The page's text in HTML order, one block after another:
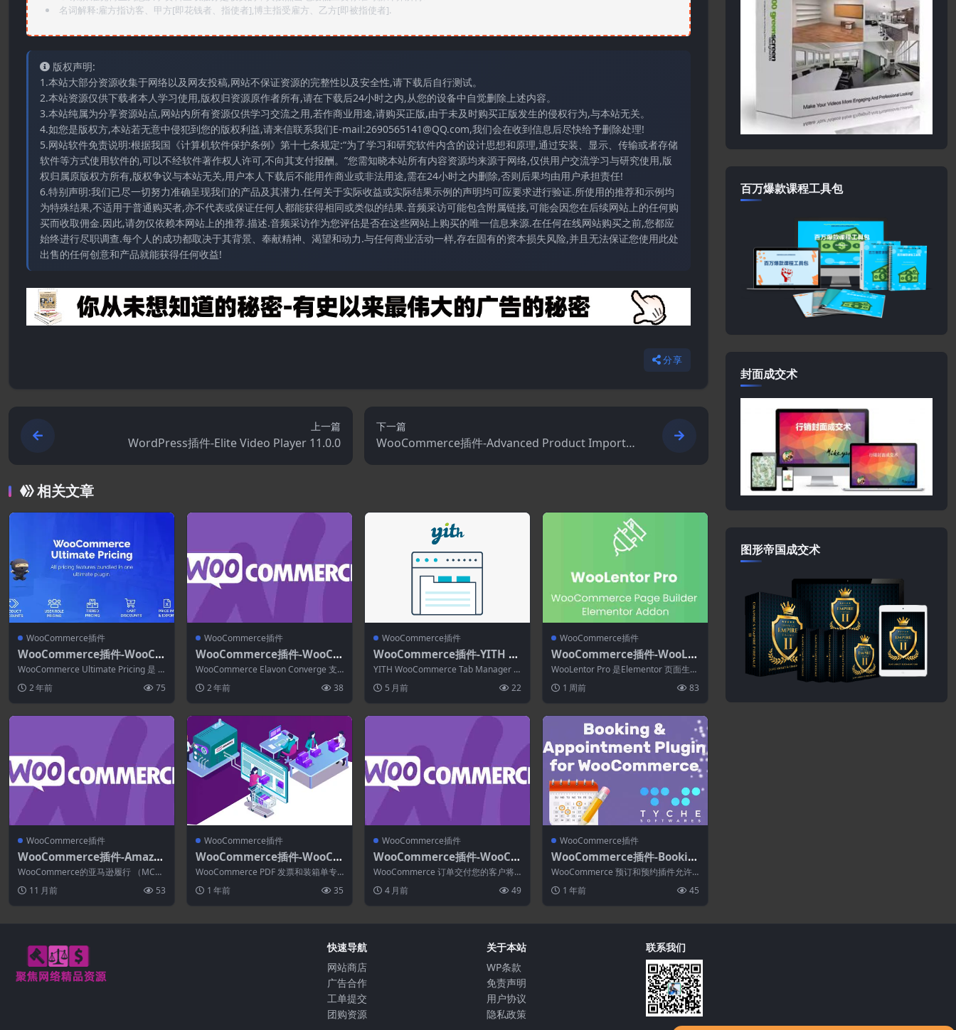
名词解释:雇方指访客、甲方[即花钱者、指使者],博主指受雇方、乙方[即被指使者].
版权声明:
1.本站大部分资源收集于网络以及网友投稿,网站不保证资源的完整性以及安全性,请下载后自行测试。
2.本站资源仅供下载者本人学习使用,版权归资源原作者所有,请在下载后24小时之内,从您的设备中自觉删除上述内容。
3.本站纯属为分享资源站点,网站内所有资源仅供学习交流之用,若作商业用途,请购买正版,由于未及时购买正版发生的侵权行为,与本站无关。
4.如您是版权方,本站若无意中侵犯到您的版权利益,请来信联系我们E-mail:2690565141@QQ.com,我们会在收到信息后尽快给予删除处理!
5.网站软件免责说明:根据我国《计算机软件保护条例》第十七条规定:“为了学习和研究软件内含的设计思想和原理,通过安装、显示、传输或者存储
软件等方式使用软件的,可以不经软件著作权人许可,不向其支付报酬。”您需知晓本站所有内容资源均来源于网络,仅供用户交流学习与研究使用,版
权归属原版权方所有,版权争议与本站无关,用户本人下载后不能用作商业或非法用途,需在24小时之内删除,否则后果均由用户承担责任!
6.特别声明:我们已尽一切努力准确呈现我们的产品及其潜力.任何关于实际收益或实际结果示例的声明均可应要求进行验证.所使用的推荐和示例均
为特殊结果,不适用于普通购买者,亦不代表或保证任何人都能获得相同或类似的结果.音频采访可能包含附属链接,可能会因您在后续网站上的任何购
买而收取佣金.因此,请勿仅依赖本网站上的推荐.描述.音频采访作为您评估是否在这些网站上购买的唯一信息来源.在任何在线网站购买之前,您都应
始终进行尽职调查.每个人的成功都取决于其背景、奉献精神、渴望和动力.与任何商业活动一样,存在固有的资本损失风险,并且无法保证您使用此处
出售的任何创意和产品就能获得任何收益!
分享
上一篇
WordPress插件-Elite Video Player 11.0.0
下一篇
WooCommerce插件-Advanced Product Importer
& Affiliate for WooCommerce 4.11.0
相关文章
WooCommerce插件
WooCommerce插件-WooCo
mmerce Ultimate Pricing
1.1.6
WooCommerce Ultimate Pricing 是 W
2 年前 75
WooCommerce插件
WooCommerce插件-WooCo
mmerce Elavon Converge
Payment Gateway 2.14.5
WooCommerce Elavon Converge 支
2 年前 38
WooCommerce插件
WooCommerce插件-YITH W
ooCommerce Tab Manager
Premium 2.13.0
YITH WooCommerce Tab Manager P
5 月前 22
WooCommerce插件
WooCommerce插件-WooLe
ntor Pro 2.8.7-WooCommer
ce页面生成器Elementor插件
WooLentor Pro 是Elementor 页面生成
1 周前 83
WooCommerce插件
WooCommerce插件-Amazo
n Fulfillment (MCF) for Woo
Commerce 4.2.9.1
WooCommerce的亚马逊履行 （MC
景，...11 月前 53
WooCommerce插件
WooCommerce插件-WooCo
mmerce PDF Invoices & Pa
cking Slips Professional 2.1
6.9
WooCommerce PDF 发票和装箱单专
1 年前 35
WooCommerce插件
WooCommerce插件-WooCo
mmerce Order Delivery 4.
0.0
WooCommerce 订单交付您的客户将
包裹...4 月前 49
WooCommerce插件
WooCommerce插件-Bookin
g & Appointment Plugin fo
r WooCommerce 7.5.0
WooCommerce 预订和预约插件允许
售...1 年前 45
百万爆款课程工具包
封面成交术
图形帝国成交术
快速导航
网站商店
广告合作
工单提交
团购资源
关于本站
WP条款
免责声明
用户协议
隐私政策
联系我们